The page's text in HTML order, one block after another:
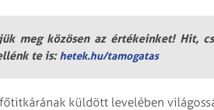
meg közösen az értékeinket! Hit,
te is: hetek.hu/tamogatas
küldött levelében